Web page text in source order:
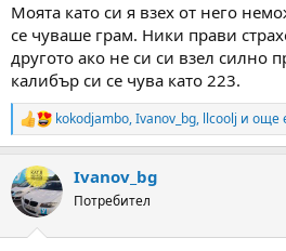
Моята като си я взех от него
се чуваше грам. Ники прави
другото ако не си си взел силно
калибър си се чува като 223.
R
e
c
t
i
kokodjambo,Ivanov_bg, llcoolj и още
Ivanov_bg
Потребител